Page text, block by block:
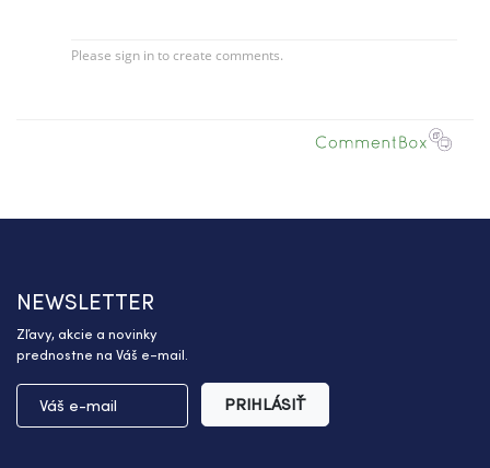
NEWSLETTER
Zľavy, akcie a novinky
prednostne na Váš e-mail.
PRIHLÁSIŤ